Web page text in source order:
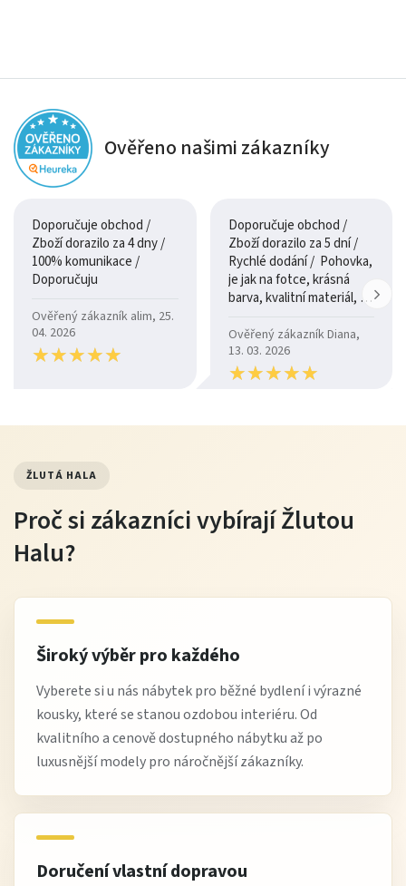
Ověřeno našimi zákazníky
Doporučuje obchod /
Zboží dorazilo za 4 dny /
100% komunikace /
Doporučuju
Ověřený zákazník alim, 25.
04. 2026
★★★★★
★★★★★
Doporučuje obchod /
Zboží dorazilo za 5 dní /
Rychlé dodání / Pohovka,
je jak na fotce, krásná
barva, kvalitní materiál, a
Ověřený zákazník Diana,
13. 03. 2026
★★★★★
★★★★★
ŽLUTÁ HALA
Proč si zákazníci vybírají Žlutou
Halu?
Široký výběr pro každého
Vyberete si u nás nábytek pro běžné bydlení i výrazné
kousky, které se stanou ozdobou interiéru. Od
kvalitního a cenově dostupného nábytku až po
luxusnější modely pro náročnější zákazníky.
Doručení vlastní dopravou